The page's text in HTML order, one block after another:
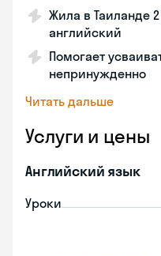
Жила в Таиланде
английский
Помогает
непринужденно
Читать дальше
Услуги и цены
Английский язык
Уроки